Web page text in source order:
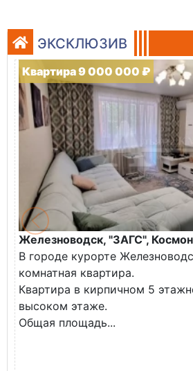
ЭКСКЛЮЗИВ
Квартира 9 000 000 ₽
Железноводск, "ЗАГС",
В городе курорте
комнатная квартира.
Квартира в кирпичном 5
высоком этаже.
Общая площадь...